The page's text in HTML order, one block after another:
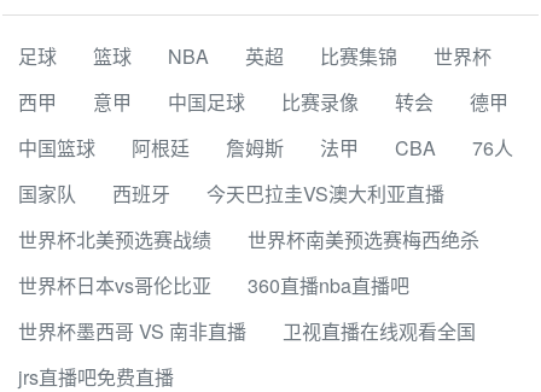
足球 篮球 NBA 英超 比赛集锦
世界杯
西甲
意甲 中国足球 比赛录像 转会
德甲
中国篮球
阿根廷 詹姆斯 法甲 CBA
76人
国家队
西班牙
今天巴拉圭VS澳大利亚直播
世界杯北美预选赛战绩
世界杯南美预选赛梅西绝杀
世界杯日本vs哥伦比亚
360直播nba直播吧
世界杯墨西哥 VS 南非直播
卫视直播在线观看全国
jrs直播吧免费直播